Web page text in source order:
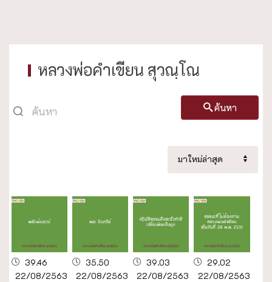
หลวงพ่อคำเขียน สุวณฺโณ
ค้นหา
39.46
22/08/2563
35.50
22/08/2563
39.03
22/08/2563
29.02
22/08/2563